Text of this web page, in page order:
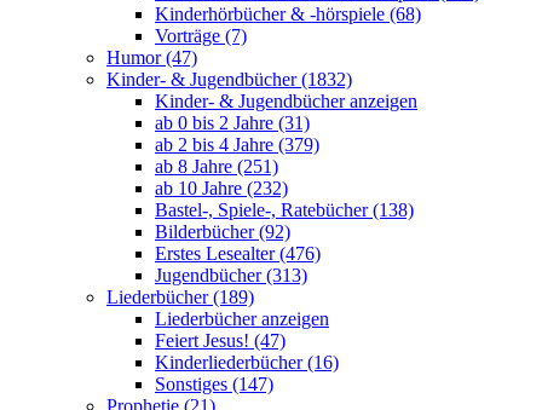
Kinderhörbücher & -hörspiele (68)
Vorträge (7)
Humor (47)
Kinder- & Jugendbücher (1832)
Kinder- & Jugendbücher anzeigen
ab 0 bis 2 Jahre (31)
ab 2 bis 4 Jahre (379)
ab 8 Jahre (251)
ab 10 Jahre (232)
Bastel-, Spiele-, Ratebücher (138)
Bilderbücher (92)
Erstes Lesealter (476)
Jugendbücher (313)
Liederbücher (189)
Liederbücher anzeigen
Feiert Jesus! (47)
Kinderliederbücher (16)
Sonstiges (147)
Prophetie (21)